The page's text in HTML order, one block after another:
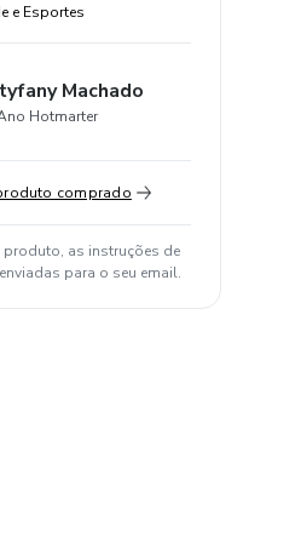
e Esportes
Machado
Hotmarter
comprado
as instruções de
para o seu email.